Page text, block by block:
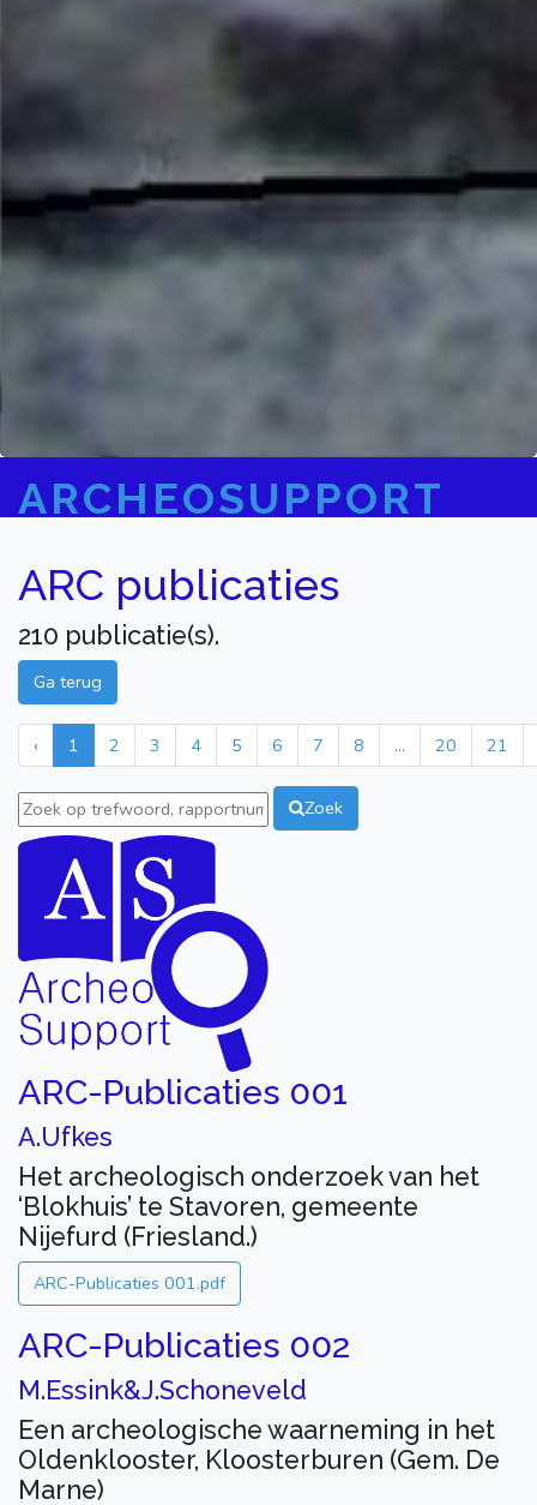
ARCHEOSUPPORT
ARC publicaties
210 publicatie(s).
Ga terug
‹ 1 2 3 4 5 6 7 8 ... 20 21
Zoek
ARC-Publicaties 001
A.Ufkes
Het archeologisch onderzoek van het
‘Blokhuis’ te Stavoren, gemeente
Nijefurd (Friesland.)
ARC-Publicaties 001.pdf
ARC-Publicaties 002
M.Essink&J.Schoneveld
Een archeologische waarneming in het
Oldenklooster, Kloosterburen (Gem. De
Marne)